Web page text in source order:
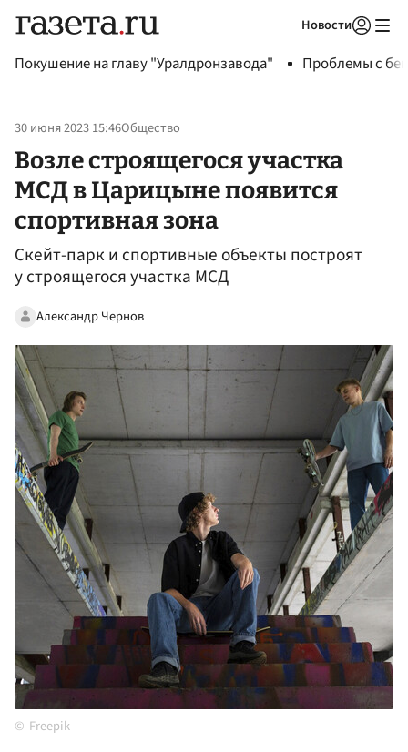
Новости
Покушение на главу "Уралдронзавода" Проблемы с
30 июня 2023 15:46Общество
Возле строящегося участка
МСД в Царицыне появится
спортивная зона
Скейт-парк и спортивные объекты построят
у строящегося участка МСД
Александр Чернов
Freepik